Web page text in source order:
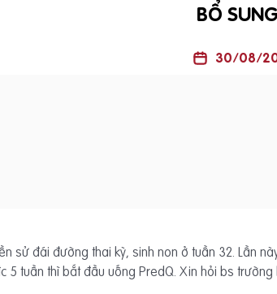
BỔ
30/08/
sử đái đường thai kỳ, sinh non ở tuần 32. Lần
5 tuần thì bắt đầu uống PredQ. Xin hỏi bs